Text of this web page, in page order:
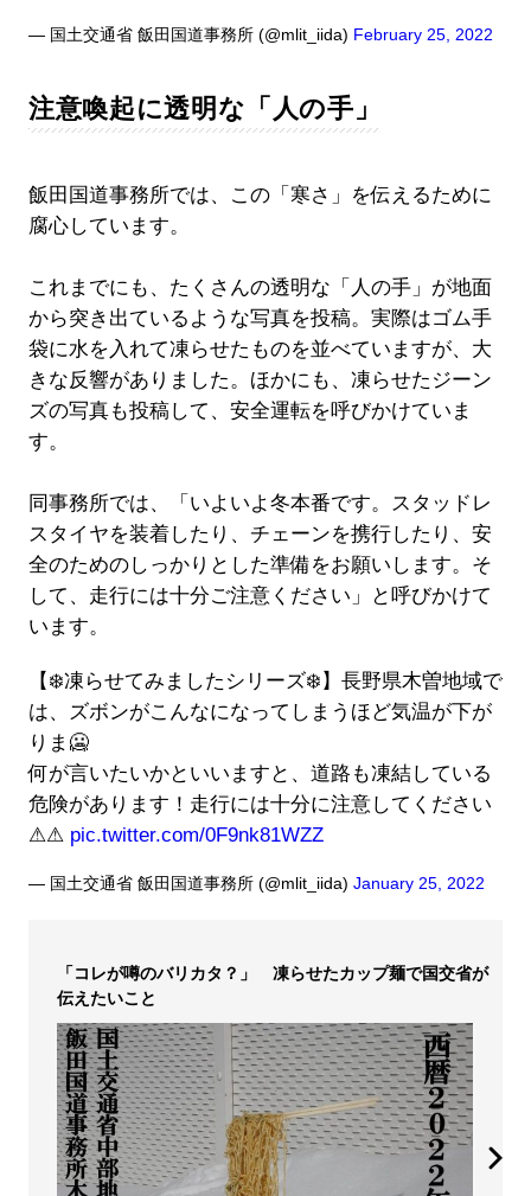
— 国土交通省 飯田国道事務所 (@mlit_iida) February 25, 2022
注意喚起に透明な「人の手」
飯田国道事務所では、この「寒さ」を伝えるために
腐心しています。
これまでにも、たくさんの透明な「人の手」が地面
から突き出ているような写真を投稿。実際はゴム手
袋に水を入れて凍らせたものを並べていますが、大
きな反響がありました。ほかにも、凍らせたジーン
ズの写真も投稿して、安全運転を呼びかけていま
す。
同事務所では、「いよいよ冬本番です。スタッドレ
スタイヤを装着したり、チェーンを携行したり、安
全のためのしっかりとした準備をお願いします。そ
して、走行には十分ご注意ください」と呼びかけて
います。
【❄️凍らせてみましたシリーズ❄️】長野県木曽地域で
は、ズボンがこんなになってしまうほど気温が下が
りま🥶
何が言いたいかといいますと、道路も凍結している
危険があります！走行には十分に注意してください
⚠⚠ pic.twitter.com/0F9nk81WZZ
— 国土交通省 飯田国道事務所 (@mlit_iida) January 25, 2022
「コレが噂のバリカタ？」 凍らせたカップ麺で国交省が
伝えたいこと